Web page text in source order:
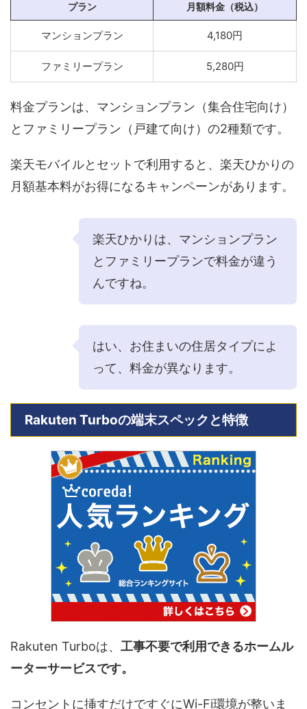
プラン 月額料金（税込）
マンションプラン 4,180円
ファミリープラン 5,280円
料金プランは、マンションプラン（集合住宅向け）
とファミリープラン（戸建て向け）の2種類です。
楽天モバイルとセットで利用すると、楽天ひかりの
月額基本料がお得になるキャンペーンがあります。
楽天ひかりは、マンションプラン
とファミリープランで料金が違う
んですね。
はい、お住まいの住居タイプによ
って、料金が異なります。
Rakuten Turboの端末スペックと特徴
Rakuten Turboは、 工事不要で利用できるホームル
ーターサービスです。
コンセントに挿すだけですぐにWi-Fi環境が整いま